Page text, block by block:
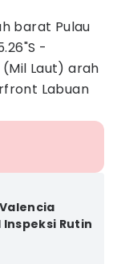
barat Pulau
-
(Mil Laut) arah
Labuan
Inspeksi Rutin